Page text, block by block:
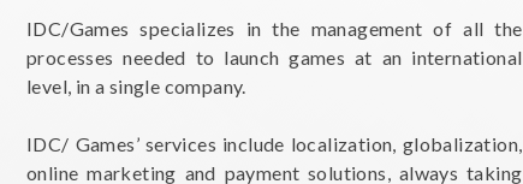
IDC/Games specializes in the management of all the
processes needed to launch games at an international
level, in a single company.
IDC/ Games’ services include localization, globalization,
online marketing and payment solutions, always taking